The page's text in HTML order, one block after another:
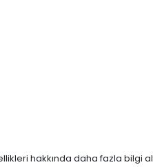
hakkında daha fazla bilgi